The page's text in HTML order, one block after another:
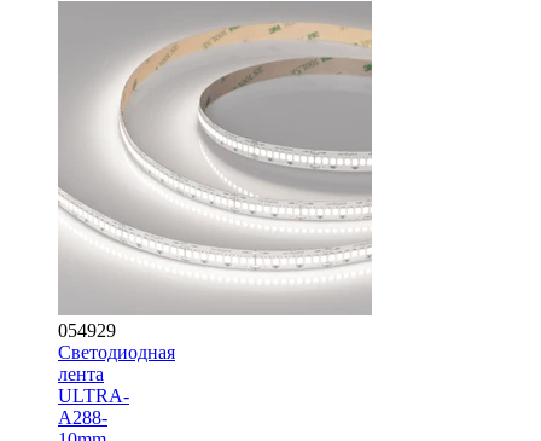
054929
Светодиодная
лента
ULTRA-
A288-